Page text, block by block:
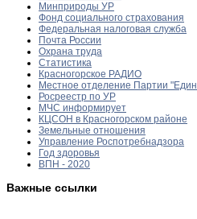
Минприроды УР
Фонд социального страхования
Федеральная налоговая служба
Почта России
Охрана труда
Статистика
Красногорское РАДИО
Местное отделение Партии
Росреестр по УР
МЧС информирует
КЦСОН в Красногорском районе
Земельные отношения
Управление Роспотребнадзора
Год здоровья
ВПН - 2020
Важные ссылки